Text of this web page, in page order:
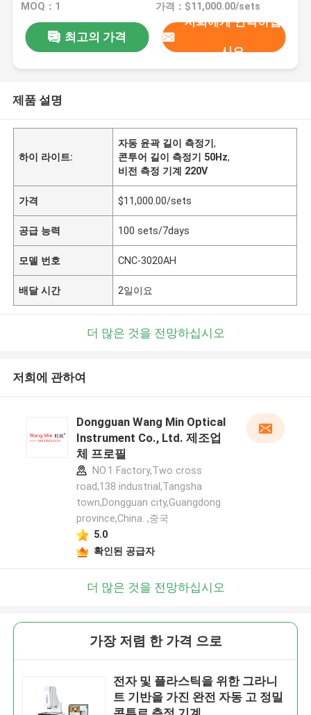
MOQ：1 가격：$11,000.00/sets
최고의 가격
저희에게 연락하십
시오
제품 설명
하이 라이트:
자동 윤곽 길이 측정기,
콘투어 길이 측정기 50Hz,
비전 측정 기계 220V
가격 $11,000.00/sets
공급 능력 100 sets/7days
모델 번호 CNC-3020AH
배달 시간 2일이요
더 많은 것을 전망하십시오
저희에 관하여
Dongguan Wang Min Optical
Instrument Co., Ltd. 제조업
체 프로필
NO.1 Factory,Two cross
road,138 industrial,Tangsha
town,Dongguan city,Guangdong
province,China. ,중국
5.0
확인된 공급자
더 많은 것을 전망하십시오
가장 저렴 한 가격 으로
전자 및 플라스틱을 위한 그라니
트 기반을 가진 완전 자동 고 정밀